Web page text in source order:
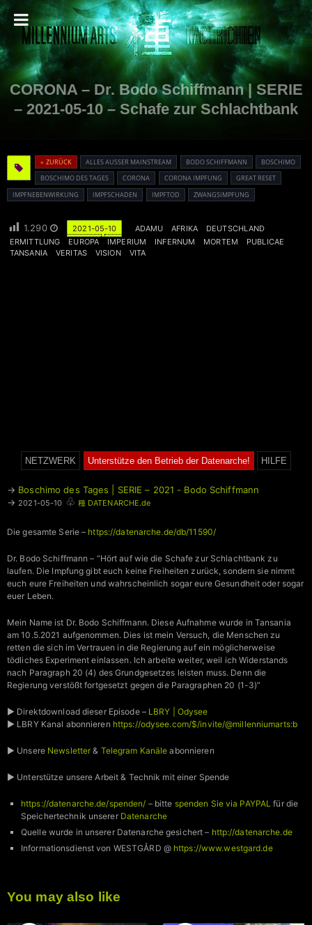
CORONA – Dr. Bodo Schiffmann | SERIE
– 2021-05-10 – Schafe zur Schlachtbank
« ZURÜCK ALLES AUSSER MAINSTREAM BODO SCHIFFMANN
BOSCHIMO
BOSCHIMO DES TAGES
CORONA CORONA IMPFUNG
GREAT RESET
IMPFNEBENWIRKUNG
IMPFSCHADEN IMPFTOD ZWANGSIMPFUNG
1.290 2021-05-10 ADAMU AFRIKA
DEUTSCHLAND
ERMITTLUNG
EUROPA IMPERIUM INFERNUM MORTEM
PUBLICAE
TANSANIA
VERITAS VISION VITA
NETZWERK Unterstütze den Betrieb der Datenarche! HILFE
→ Boschimo des Tages | SERIE – 2021 - Bodo Schiffmann
→ 2021-05-10 ♧ 種 DATENARCHE.de
Die gesamte Serie – https://datenarche.de/db/11590/
Dr. Bodo Schiffmann – “Hört auf wie die Schafe zur Schlachtbank zu
laufen. Die Impfung gibt euch keine Freiheiten zurück, sondern sie nimmt
euch eure Freiheiten und wahrscheinlich sogar eure Gesundheit oder sogar
euer Leben.
Mein Name ist Dr. Bodo Schiffmann. Diese Aufnahme wurde in Tansania
am 10.5.2021 aufgenommen. Dies ist mein Versuch, die Menschen zu
retten die sich im Vertrauen in die Regierung auf ein möglicherweise
tödliches Experiment einlassen. Ich arbeite weiter, weil ich Widerstands
nach Paragraph 20 (4) des Grundgesetzes leisten muss. Denn die
Regierung verstößt fortgesetzt gegen die Paragraphen 20 (1-3)”
► Direktdownload dieser Episode – LBRY | Odysee
► LBRY Kanal abonnieren https://odysee.com/$/invite/@millenniumarts:b
► Unsere Newsletter & Telegram Kanäle abonnieren
► Unterstütze unsere Arbeit & Technik mit einer Spende
https://datenarche.de/spenden/ – bitte spenden Sie via PAYPAL für die
Speichertechnik unserer Datenarche
Quelle wurde in unserer Datenarche gesichert – http://datenarche.de
Informationsdienst von WESTGÅRD @ https://www.westgard.de
You may also like